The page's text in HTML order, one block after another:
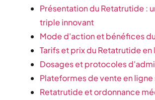
Présentation du Retatrutide :
triple innovant
Mode d'action et bénéfices
Tarifs et prix du Retatrutide en
Dosages et protocoles
Plateformes de vente en
Retatrutide et ordonnance